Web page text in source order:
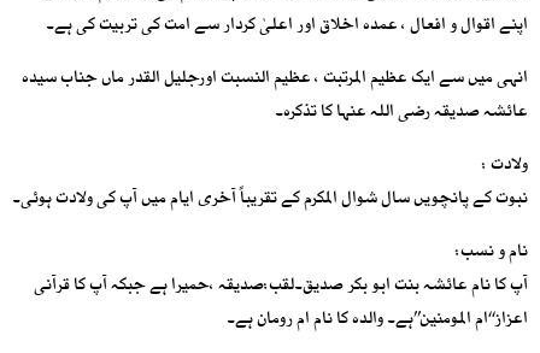
اپنے اقوال و افعال ، عمدہ اخلاق اور اعلیٰ کردار سے امت کی تربیت کی ہے۔
انہی میں سے ایک عظیم المرتبت ، عظیم النسبت اورجلیل القدر ماں جناب سیدہ
عائشہ صدیقہ رضی اللہ عنہا کا تذکرہ۔
ولادت :
نبوت کے پانچویں سال شوال المکرم کے تقریباً آخری ایام میں آپ کی ولادت ہوئی۔
نام و نسب:
آپ کا نام عائشہ بنت ابو بکر صدیق۔لقب:صدیقہ ،حمیرا ہے جبکہ آپ کا قرآنی
اعزاز‘‘ام المومنین’’ہے۔ والدہ کا نام ام رومان ہے۔